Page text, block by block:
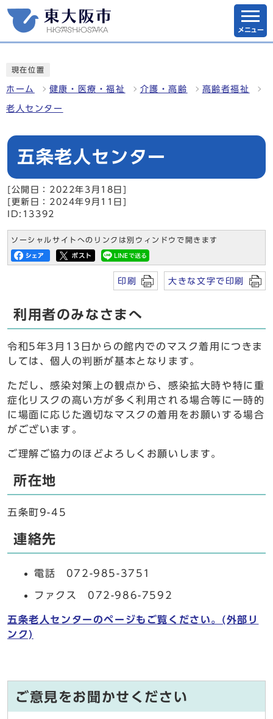
メニュー
現在位置
ホーム 健康・医療・福祉 介護・高齢 高齢者福祉
老人センター
五条老人センター
[公開日：2022年3月18日]
[更新日：2024年9月11日]
ID:13392
ソーシャルサイトへのリンクは別ウィンドウで開きます
印刷 大きな文字で印刷
利用者のみなさまへ
令和5年3月13日からの館内でのマスク着用につきま
しては、個人の判断が基本となります。
ただし、感染対策上の観点から、感染拡大時や特に重
症化リスクの高い方が多く利用される場合等に一時的
に場面に応じた適切なマスクの着用をお願いする場合
がございます。
ご理解ご協力のほどよろしくお願いします。
所在地
五条町9-45
連絡先
電話 072-985-3751
ファクス 072-986-7592
五条老人センターのページもご覧ください。(外部リ
ンク)
ご意見をお聞かせください